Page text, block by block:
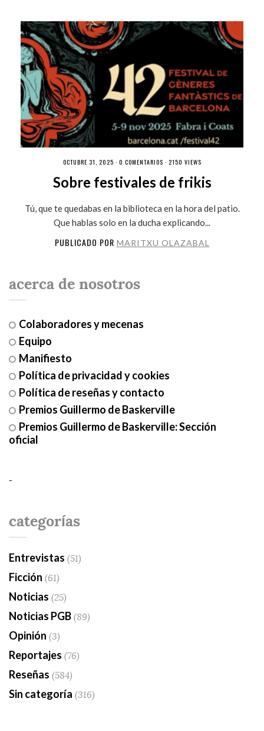
OCTUBRE 31, 2025 · 0 COMENTARIOS · 2150 VIEWS
Sobre festivales de frikis
Tú, que te quedabas en la biblioteca en la hora del patio.
Que hablas solo en la ducha explicando...
PUBLICADO POR MARITXU OLAZABAL
acerca de nosotros
Colaboradores y mecenas
Equipo
Manifiesto
Política de privacidad y cookies
Política de reseñas y contacto
Premios Guillermo de Baskerville
Premios Guillermo de Baskerville: Sección
oficial
-
categorías
Entrevistas (51)
Ficción (61)
Noticias (25)
Noticias PGB(89)
Opinión (3)
Reportajes (76)
Reseñas (584)
Sin categoría (316)